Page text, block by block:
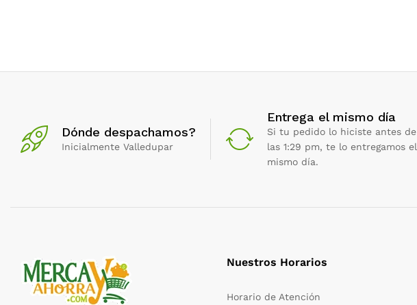
Dónde despachamos?
Inicialmente Valledupar
Entrega el mismo día
Si tu pedido lo hiciste antes de
las 1:29 pm, te lo entregamos el
mismo día.
Nuestros Horarios
Horario de Atención